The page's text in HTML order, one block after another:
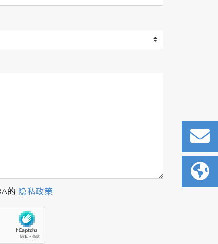
的 隐私政策